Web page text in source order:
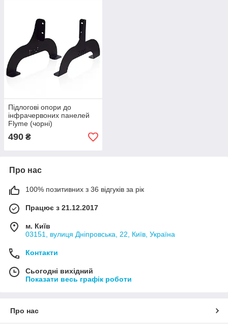
Підлогові опори до
інфрачервоних панелей
Flyme (чорні)
490 ₴
Про нас
100% позитивних з 36 відгуків за рік
Працює з 21.12.2017
м. Київ
03151, вулиця Дніпровська, 22, Київ, Україна
Контакти
Сьогодні вихідний
Показати весь графік роботи
Про нас